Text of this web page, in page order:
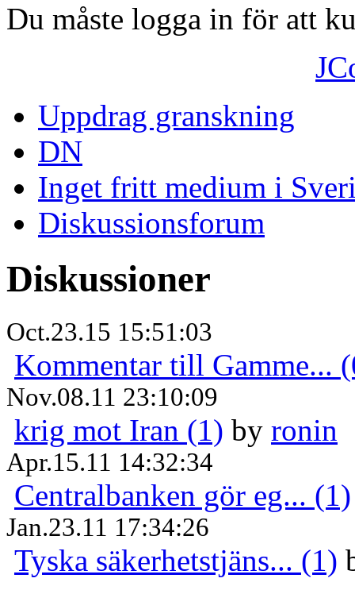
Du måste logga in för att
Uppdrag granskning
DN
Inget fritt medium i
Diskussionsforum
Diskussioner
Oct.23.15 15:51:03
Kommentar till Gamme...
Nov.08.11 23:10:09
krig mot Iran (1) by ronin
Apr.15.11 14:32:34
Centralbanken gör eg... (1)
Jan.23.11 17:34:26
Tyska säkerhetstjäns... (1)